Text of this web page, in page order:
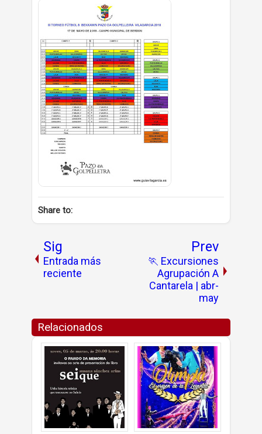
Share to:
Sig
Entrada más
reciente
Prev
🏃 Excursiones
Agrupación A
Cantarela | abr-
may
Relacionados